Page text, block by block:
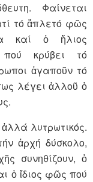
Φαίνεται
τό ἄπλετό φῶς
καί ὁ ἥλιος
κρύβει τό
ἀγαποῦν τό
λέγει ἀλλοῦ ὁ
λυτρωτικός.
ἀρχή δύσκολο,
συνηθίζουν, ὁ
ὁ ἴδιος φῶς πού